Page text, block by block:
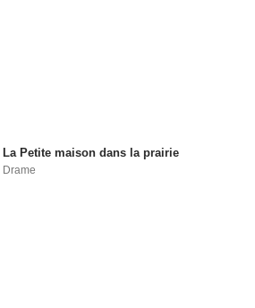
La Petite maison dans la prairie
Drame